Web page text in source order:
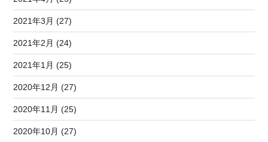
2021年3月 (27)
2021年2月 (24)
2021年1月 (25)
2020年12月 (27)
2020年11月 (25)
2020年10月 (27)